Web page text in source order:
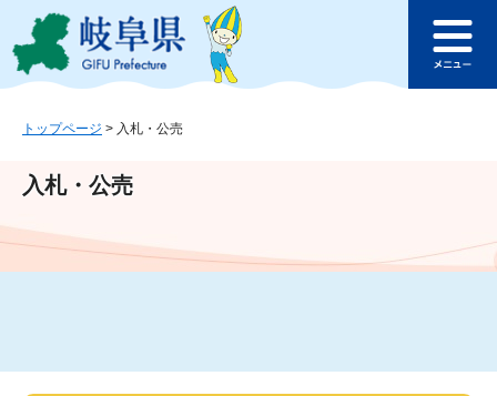
ジ
ュ
文
このページの本文へ
ュ
トップページ > 入札・公売
入札・公売